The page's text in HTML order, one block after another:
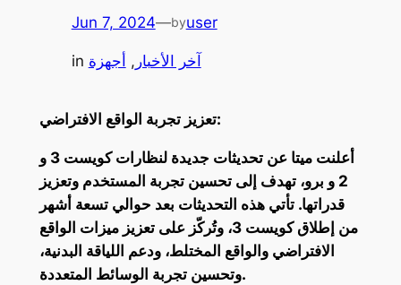
Jun 7, 2024—byuser
in آخر الأخبار , أجهزة
تعزيز تجربة الواقع الافتراضي:
أعلنت ميتا عن تحديثات جديدة لنظارات كويست 3 و
2 و برو، تهدف إلى تحسين تجربة المستخدم وتعزيز
قدراتها. تأتي هذه التحديثات بعد حوالي تسعة أشهر
من إطلاق كويست 3، وتُركّز على تعزيز ميزات الواقع
الافتراضي والواقع المختلط، ودعم اللياقة البدنية،
وتحسين تجربة الوسائط المتعددة.